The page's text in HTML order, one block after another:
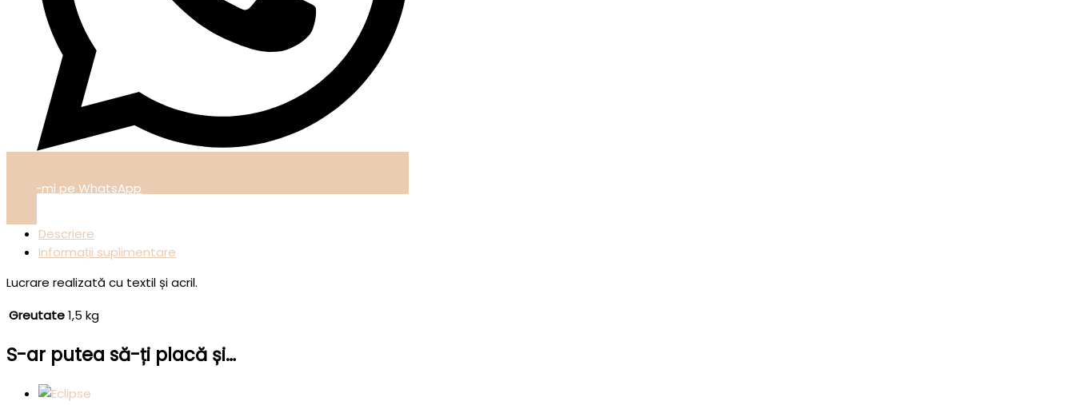
Scrie-mi pe WhatsApp
Descriere
Informații suplimentare
Lucrare realizată cu textil și acril.
Greutate1,5 kg
S-ar putea să-ți placă și…